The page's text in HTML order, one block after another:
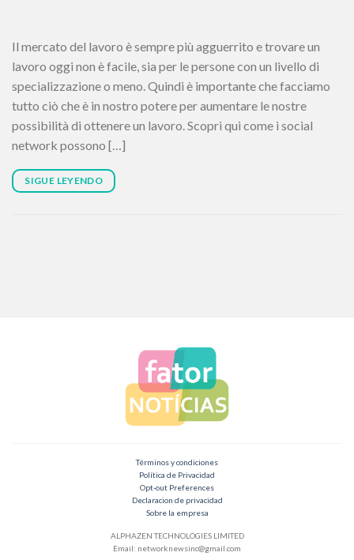
Il mercato del lavoro è sempre più agguerrito e trovare un
lavoro oggi non è facile, sia per le persone con un livello di
specializzazione o meno. Quindi è importante che facciamo
tutto ciò che è in nostro potere per aumentare le nostre
possibilità di ottenere un lavoro. Scopri qui come i social
network possono […]
SIGUE LEYENDO
Términos y condiciones
Política de Privacidad
Opt-out Preferences
Declaracion de privacidad
Sobre la empresa
ALPHAZEN TECHNOLOGIES LIMITED
Email: networknewsinc@gmail.com